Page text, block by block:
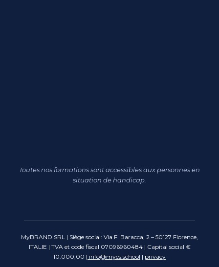
Toutes nos formations sont accessibles aux personnes en
situation de handicap.
MyBRAND SRL | Siège social: Via F. Baracca, 2 – 50127 Florence,
ITALIE | TVA et code fiscal 07096960484 | Capital social €
10.000,00 | info@myes.school | privacy